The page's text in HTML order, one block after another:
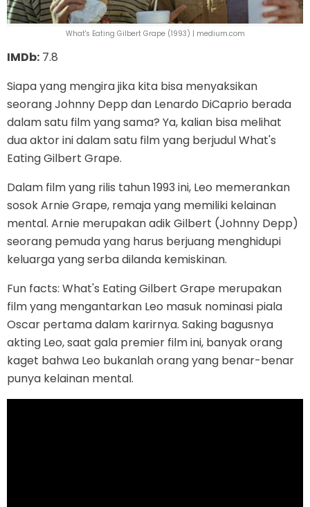
What's Eating Gilbert Grape (1993) | medium.com
IMDb: 7.8
Siapa yang mengira jika kita bisa menyaksikan
seorang Johnny Depp dan Lenardo DiCaprio berada
dalam satu film yang sama? Ya, kalian bisa melihat
dua aktor ini dalam satu film yang berjudul What's
Eating Gilbert Grape.
Dalam film yang rilis tahun 1993 ini, Leo memerankan
sosok Arnie Grape, remaja yang memiliki kelainan
mental. Arnie merupakan adik Gilbert (Johnny Depp)
seorang pemuda yang harus berjuang menghidupi
keluarga yang serba dilanda kemiskinan.
Fun facts: What's Eating Gilbert Grape merupakan
film yang mengantarkan Leo masuk nominasi piala
Oscar pertama dalam karirnya. Saking bagusnya
akting Leo, saat gala premier film ini, banyak orang
kaget bahwa Leo bukanlah orang yang benar-benar
punya kelainan mental.